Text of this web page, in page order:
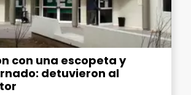
con una escopeta y
detuvieron al